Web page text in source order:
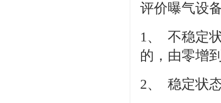
评价曝气设
1、 不稳定
的，由零增
2、 稳定状